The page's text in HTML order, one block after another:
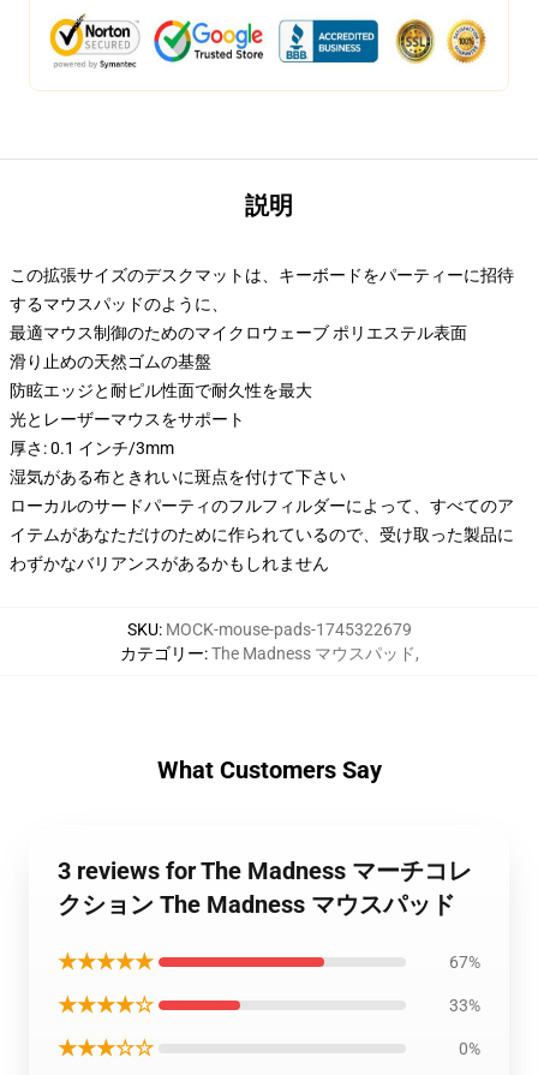
説明
この拡張サイズのデスクマットは、キーボードをパーティーに招待
するマウスパッドのように、
最適マウス制御のためのマイクロウェーブ ポリエステル表面
滑り止めの天然ゴムの基盤
防眩エッジと耐ピル性面で耐久性を最大
光とレーザーマウスをサポート
厚さ: 0.1 インチ/3mm
湿気がある布ときれいに斑点を付けて下さい
ローカルのサードパーティのフルフィルダーによって、すべてのア
イテムがあなただけのために作られているので、受け取った製品に
わずかなバリアンスがあるかもしれません
SKU: MOCK-mouse-pads-1745322679
カテゴリー:The Madness マウスパッド,
What Customers Say
3 reviews for The Madness マーチコレ
クション The Madness マウスパッド
★★★★★ 67%
★★★★☆ 33%
★★★☆☆ 0%